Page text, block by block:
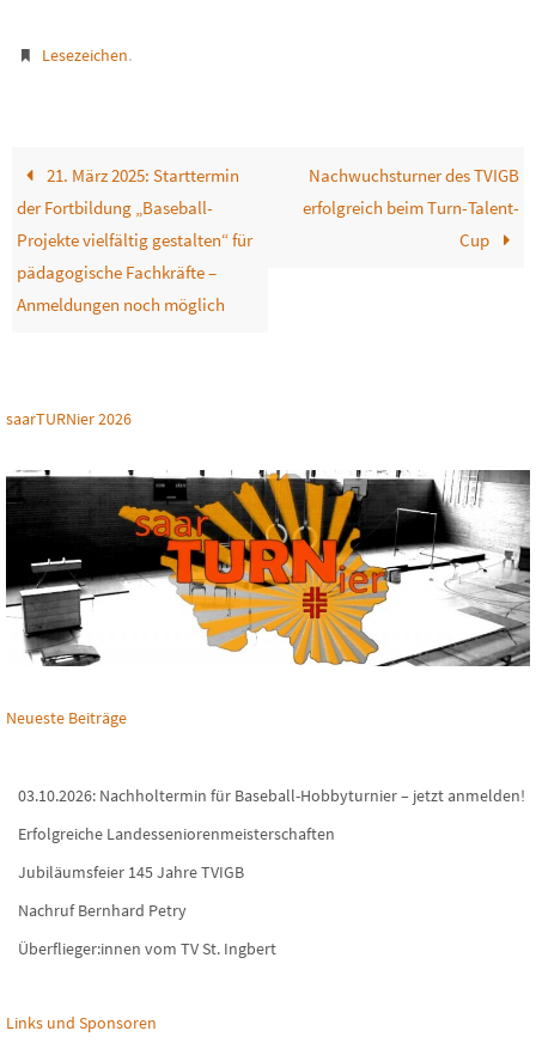
Lesezeichen.
21. März 2025: Starttermin
der Fortbildung „Baseball-
Projekte vielfältig gestalten“ für
pädagogische Fachkräfte –
Anmeldungen noch möglich
Nachwuchsturner des TVIGB
erfolgreich beim Turn-Talent-
Cup
saarTURNier 2026
Neueste Beiträge
03.10.2026: Nachholtermin für Baseball-Hobbyturnier – jetzt anmelden!
Erfolgreiche Landesseniorenmeisterschaften
Jubiläumsfeier 145 Jahre TVIGB
Nachruf Bernhard Petry
Überflieger:innen vom TV St. Ingbert
Links und Sponsoren